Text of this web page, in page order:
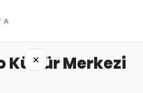
✕
Kültür Merkezi